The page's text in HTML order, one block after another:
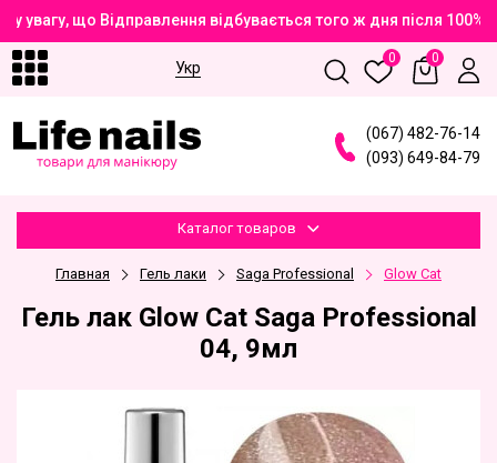
увагу, що Відправлення відбувається того ж дня після
Укр
0 0
(067) 482-76-14
(093) 649-84-79
Каталог товаров
Главная Гель лаки Saga Professional Glow Cat
Гель лак Glow Cat Saga Professional
04, 9мл